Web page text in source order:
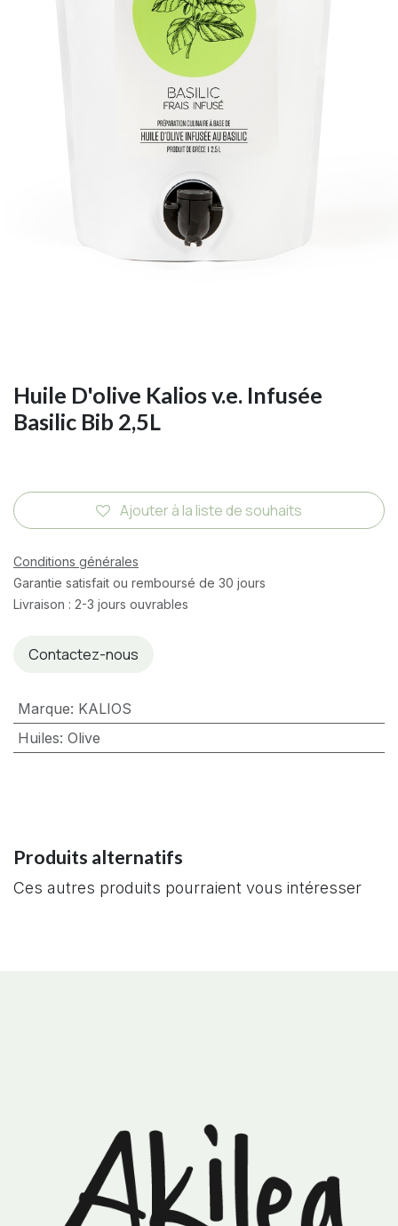
Huile D'olive Kalios v.e. Infusée
Basilic Bib 2,5L
Ajouter à la liste de souhaits
Conditions générales
Garantie satisfait ou remboursé de 30 jours
Livraison : 2-3 jours ouvrables
Contactez-nous
Marque: KALIOS
Huiles: Olive
Produits alternatifs
Ces autres produits pourraient vous intéresser